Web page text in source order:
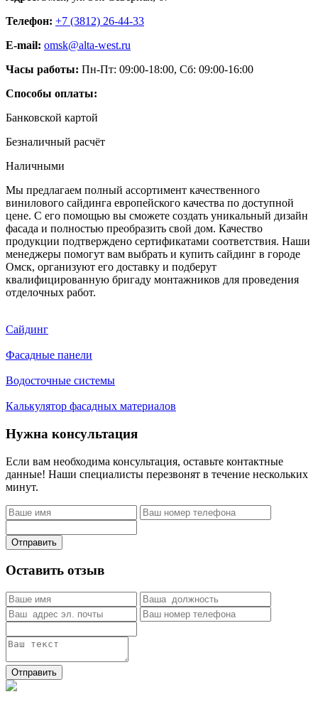
Телефон: +7 (3812) 26‑44-33
E-mail: omsk@alta-west.ru
Часы работы: Пн-Пт: 09:00-18:00, Сб: 09:00-16:00
Способы оплаты:
Банковской картой
Безналичный расчёт
Наличными
Мы предлагаем полный ассортимент качественного
винилового сайдинга европейского качества по доступной
цене. С его помощью вы сможете создать уникальный дизайн
фасада и полностью преобразить свой дом. Качество
продукции подтверждено сертификатами соответствия. Наши
менеджеры помогут вам выбрать и купить сайдинг в городе
Омск, организуют его доставку и подберут
квалифицированную бригаду монтажников для проведения
отделочных работ.
Сайдинг
Фасадные панели
Водосточные системы
Калькулятор фасадных материалов
Нужна консультация
Если вам необходима консультация, оставьте контактные
данные! Наши специалисты перезвонят в течение нескольких
минут.
Отправить
Оставить отзыв
Отправить